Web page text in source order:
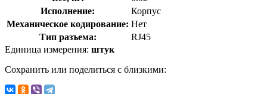
Исполнение:
Корпус
Механическое кодирование: Нет
Тип разъема:
RJ45
Единица измерения: штук
Сохранить или поделиться с близкими: